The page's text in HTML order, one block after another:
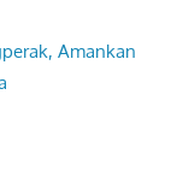
Amankan